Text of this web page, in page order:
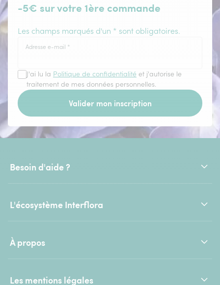
-5€ sur votre 1ère commande
Les champs marqués d'un * sont obligatoires.
Adresse e-mail *
J'ai lu la Politique de confidentialité et j'autorise le
traitement de mes données personnelles.
Valider mon inscription
Besoin d'aide ?
L'écosystème Interflora
À propos
Les mentions légales